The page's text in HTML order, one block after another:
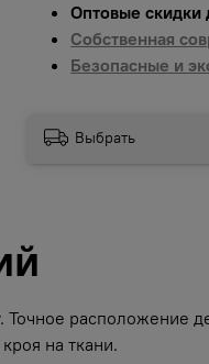
Оптовые скидки
Собственная
Безопасные и
Выбрать
расположение
на ткани.